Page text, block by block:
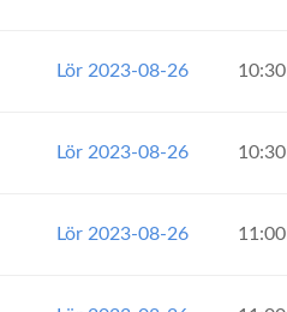
Lör 2023-08-26 10:30
Lör 2023-08-26 10:30
Lör 2023-08-26 11:00